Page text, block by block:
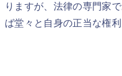
りますが、法律の専門家
ば堂々と自身の正当な権